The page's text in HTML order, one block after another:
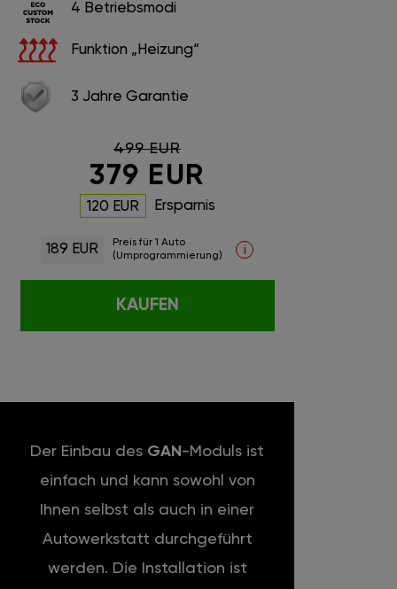
4 Betriebsmodi
Funktion „Heizung“
3 Jahre Garantie
499 EUR
379 EUR
120 EUR Ersparnis
189 EUR
Preis für 1 Auto
(Umprogrammierung)
i
KAUFEN
Der Einbau des GAN -Moduls ist
einfach und kann sowohl von
Ihnen selbst als auch in einer
Autowerkstatt durchgeführt
werden. Die Installation ist